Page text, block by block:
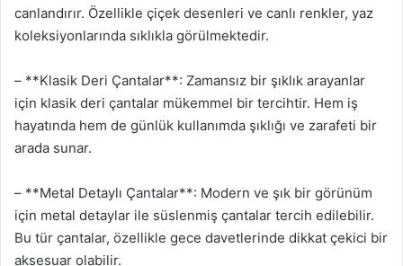
canlandırır. Özellikle çiçek desenleri ve canlı renkler, yaz
koleksiyonlarında sıklıkla görülmektedir.
– **Klasik Deri Çantalar**: Zamansız bir şıklık arayanlar
için klasik deri çantalar mükemmel bir tercihtir. Hem iş
hayatında hem de günlük kullanımda şıklığı ve zarafeti bir
arada sunar.
– **Metal Detaylı Çantalar**: Modern ve şık bir görünüm
için metal detaylar ile süslenmiş çantalar tercih edilebilir.
Bu tür çantalar, özellikle gece davetlerinde dikkat çekici bir
aksesuar olabilir.